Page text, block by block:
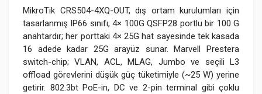
MikroTik CRS504-4XQ-OUT, dış ortam kurulumları için
tasarlanmış IP66 sınıfı, 4× 100G QSFP28 portlu bir 100 G
anahtardır; her porttaki 4× 25G hat sayesinde tek kasada
16 adede kadar 25G arayüz sunar. Marvell Prestera
switch-chip; VLAN, ACL, MLAG, Jumbo ve seçili L3
offload görevlerini düşük güç tüketimiyle (~25 W) yerine
getirir. 802.3bt PoE-in, DC ve 2-pin terminal gibi çoklu